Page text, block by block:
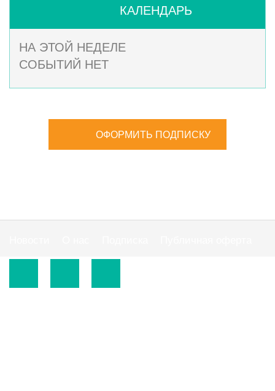
КАЛЕНДАРЬ
НА ЭТОЙ НЕДЕЛЕ
СОБЫТИЙ НЕТ
ОФОРМИТЬ ПОДПИСКУ